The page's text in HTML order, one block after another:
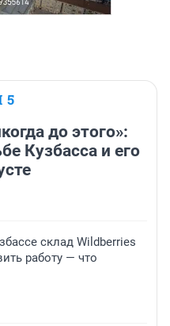
5
до этого»:
Кузбасса и его
склад Wildberries
работу — что